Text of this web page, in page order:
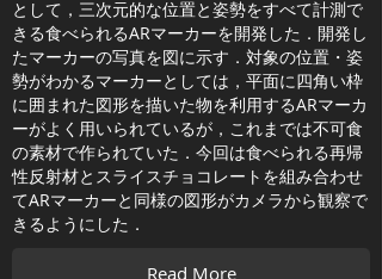
として，三次元的な位置と姿勢をすべて計測で
きる食べられるARマーカーを開発した．開発し
たマーカーの写真を図に示す．対象の位置・姿
勢がわかるマーカーとしては，平面に四角い枠
に囲まれた図形を描いた物を利用するARマーカ
ーがよく用いられているが，これまでは不可食
の素材で作られていた．今回は食べられる再帰
性反射材とスライスチョコレートを組み合わせ
てARマーカーと同様の図形がカメラから観察で
きるようにした．
Read More